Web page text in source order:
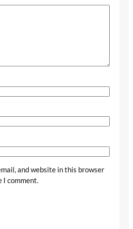
and website in this browser
I comment.